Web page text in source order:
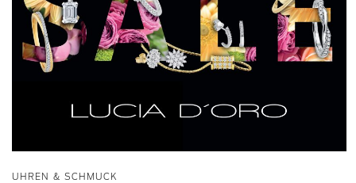
UHREN & SCHMUCK